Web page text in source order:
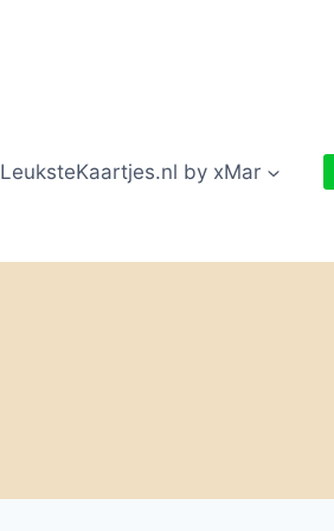
LeuksteKaartjes.nl by xMar